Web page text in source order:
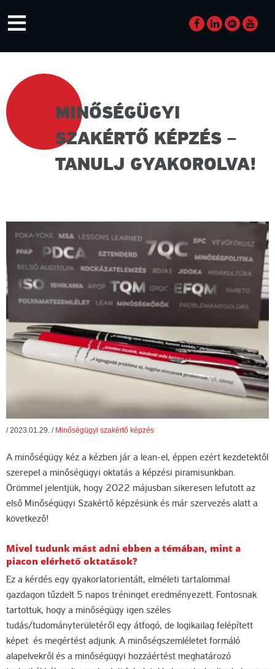
≡
MINŐSÉGÜGYI
SZAKÉRTŐ KÉPZÉS –
TANULJ GYAKOROLVA!
/2023.01.29. / Minőségügyi szakértő képzés
A minőségügy kéz a kézben jár a lean-el, éppen ezért kezdetektől
szerepel a minőségügyi oktatás a képzési piramisunkban.
Örömmel jelentjük, hogy 2022 májusban sikeresen lefutott az
első Minőségügyi Szakértő képzésünk és már szervezés alatt a
következő!
Mivel tudunk mást adni ebben a témában, mint a
piacon elérhető oktatások?
Ez a kérdés egy gyakorlatorientált, elméleti tartalommal
gazdagon tűzdelt 5 napos tréninget eredményezett. Fontosnak
tartottuk, hogy a minőségügy igen széles
tudás/tudományterületéről egy átfogó, de logikailag felépített
képet és megértést adjunk. A minőségszemléletet formáló
alapelvekről és a minőségügyi hozzáértést meghatározó